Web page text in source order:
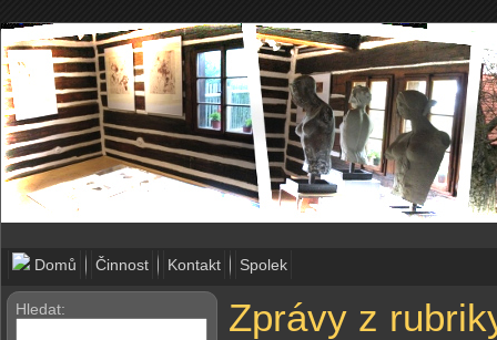
Domů Činnost Kontakt Spolek
Hledat: Zprávy z